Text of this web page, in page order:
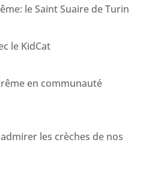
le Saint Suaire de Turin
le KidCat
en communauté
les crèches de nos